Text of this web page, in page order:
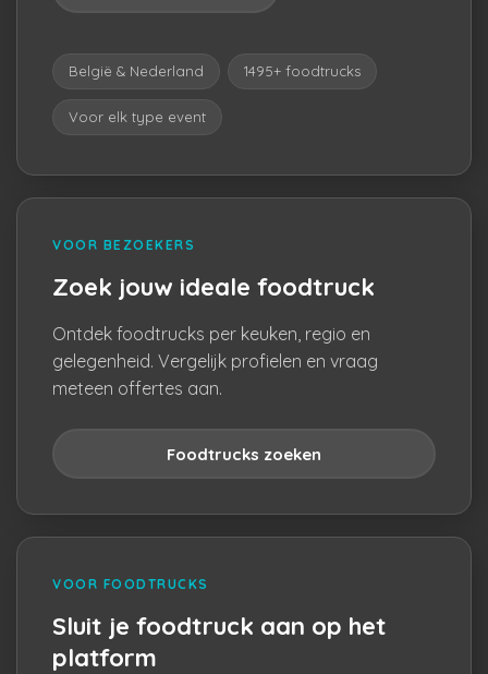
België & Nederland 1495+ foodtrucks
Voor elk type event
VOOR BEZOEKERS
Zoek jouw ideale foodtruck
Ontdek foodtrucks per keuken, regio en
gelegenheid. Vergelijk profielen en vraag
meteen offertes aan.
Foodtrucks zoeken
VOOR FOODTRUCKS
Sluit je foodtruck aan op het
platform